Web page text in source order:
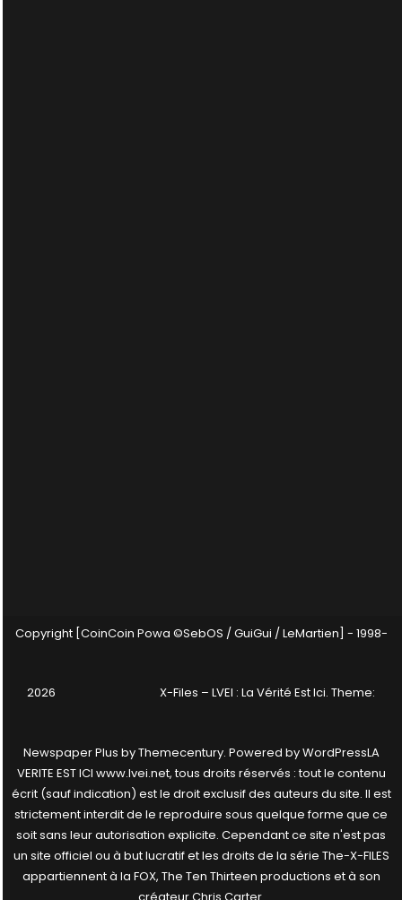
Copyright [CoinCoin Powa ©SebOS / GuiGui / LeMartien] - 1998-
2026 X-Files – LVEI : La Vérité Est Ici. Theme:
Newspaper Plus byThemecentury. Powered byWordPressLA
VERITE EST ICI www.lvei.net, tous droits réservés : tout le contenu
écrit (sauf indication) est le droit exclusif des auteurs du site. Il est
strictement interdit de le reproduire sous quelque forme que ce
soit sans leur autorisation explicite. Cependant ce site n'est pas
un site officiel ou à but lucratif et les droits de la série The-X-FILES
appartiennent à la FOX, The Ten Thirteen productions et à son